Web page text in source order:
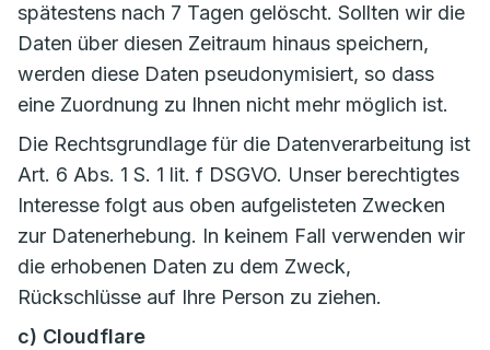
spätestens nach 7 Tagen gelöscht. Sollten wir die
Daten über diesen Zeitraum hinaus speichern,
werden diese Daten pseudonymisiert, so dass
eine Zuordnung zu Ihnen nicht mehr möglich ist.
Die Rechtsgrundlage für die Datenverarbeitung ist
Art. 6 Abs. 1 S. 1 lit. f DSGVO. Unser berechtigtes
Interesse folgt aus oben aufgelisteten Zwecken
zur Datenerhebung. In keinem Fall verwenden wir
die erhobenen Daten zu dem Zweck,
Rückschlüsse auf Ihre Person zu ziehen.
c) Cloudflare